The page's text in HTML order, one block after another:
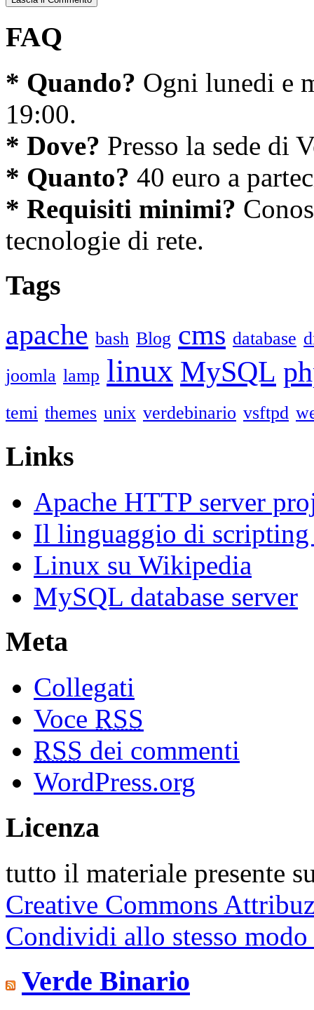
FAQ
* Quando? Ogni lunedi e
19:00.
* Dove? Presso la sede di
* Quanto? 40 euro a
* Requisiti minimi?
tecnologie di rete.
Tags
apache bash Blog cms database
joomla lamp linux MySQL
temi themes unix verdebinario vsftpd
Links
Apache HTTP server
Il linguaggio di scripting
Linux su Wikipedia
MySQL database server
Meta
Collegati
Voce RSS
RSS dei commenti
WordPress.org
Licenza
tutto il materiale presente
Creative Commons
Condividi allo stesso modo
Verde Binario